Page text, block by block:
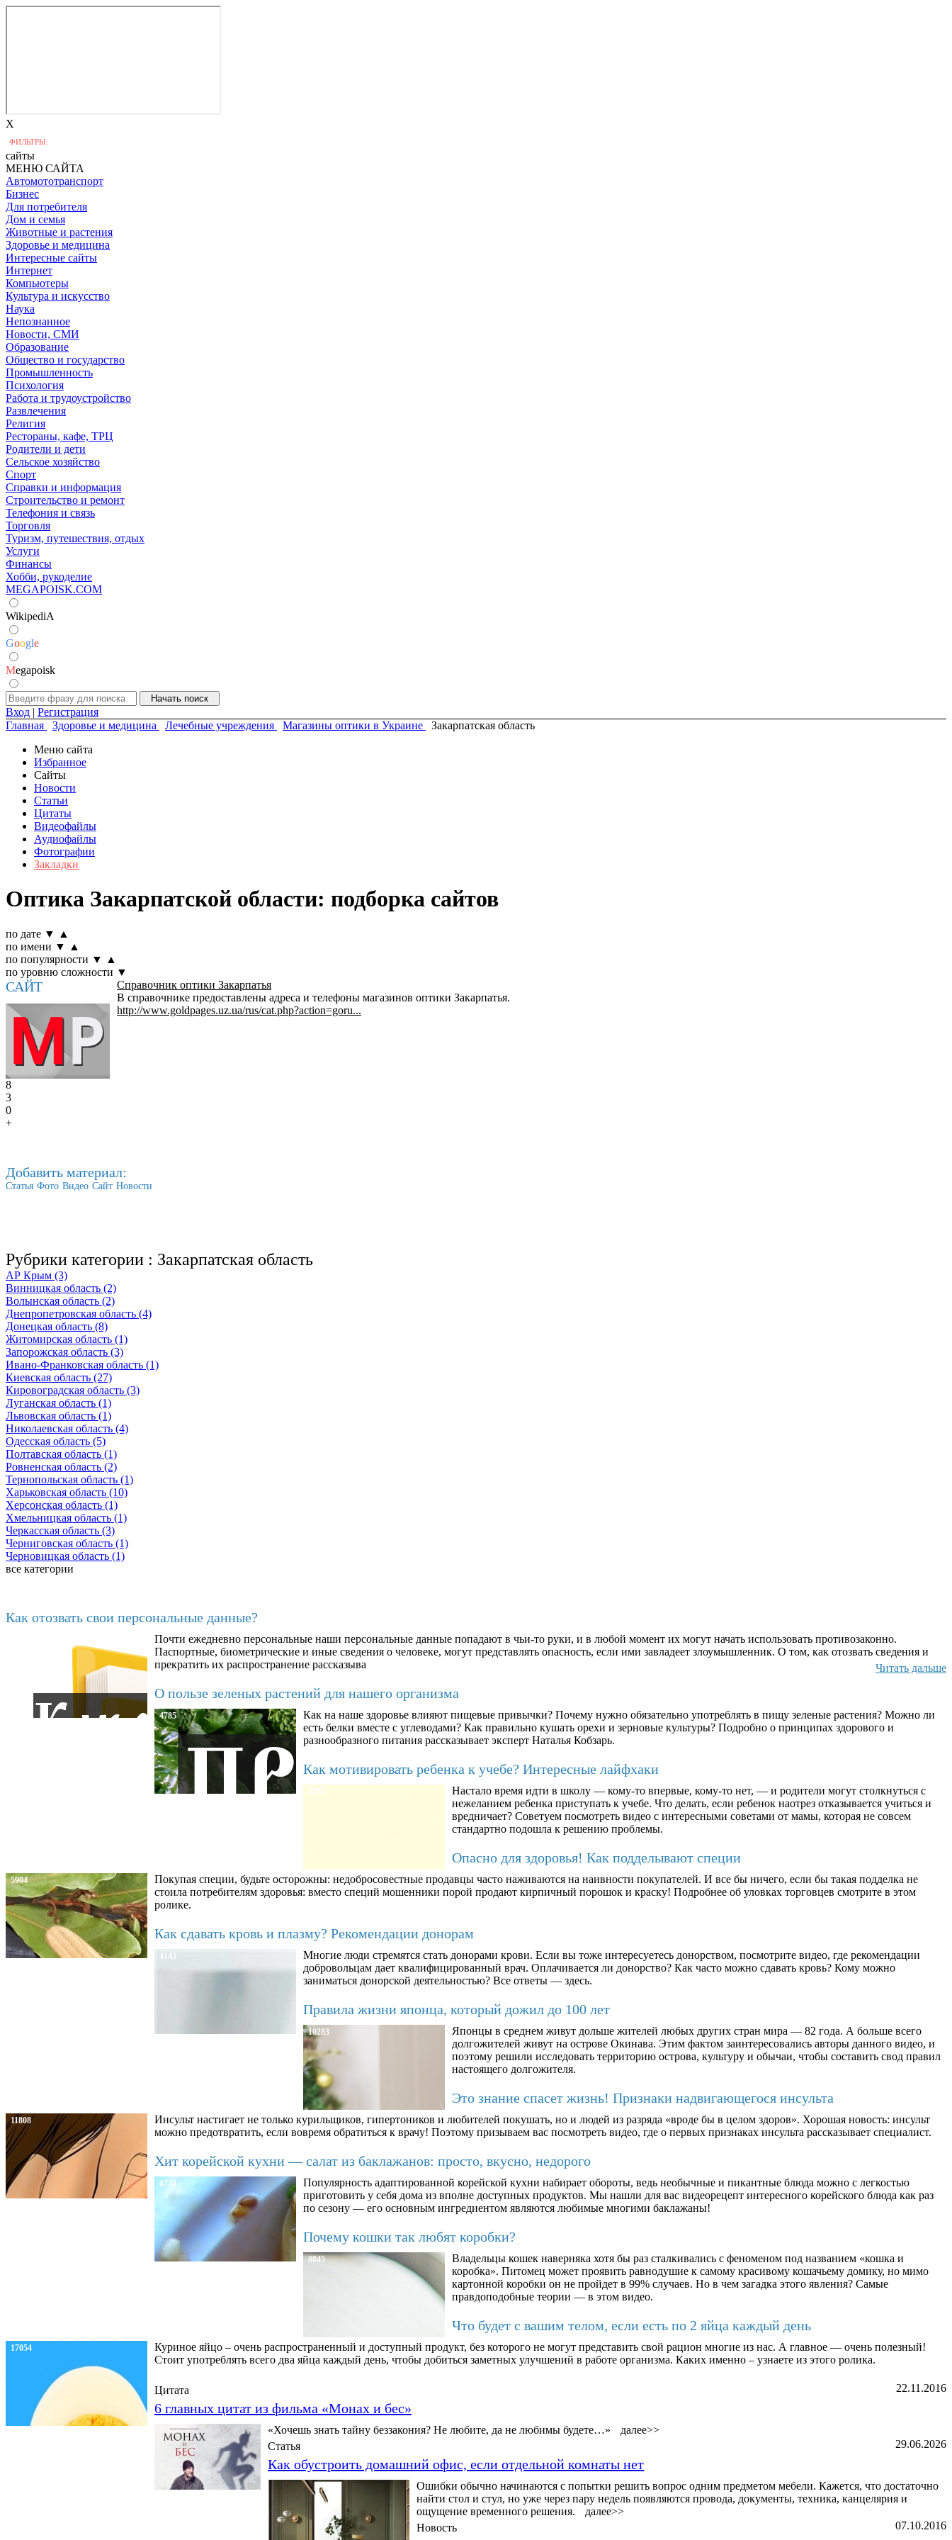
X
ФИЛЬТРЫ:
сайты
МЕНЮ САЙТА
Автомототранспорт
Бизнес
Для потребителя
Дом и семья
Животные и растения
Здоровье и медицина
Интересные сайты
Интернет
Компьютеры
Культура и искусство
Наука
Непознанное
Новости, СМИ
Образование
Общество и государство
Промышленность
Психология
Работа и трудоустройство
Развлечения
Религия
Рестораны, кафе, ТРЦ
Родители и дети
Сельское хозяйство
Спорт
Справки и информация
Строительство и ремонт
Телефония и связь
Торговля
Туризм, путешествия, отдых
Услуги
Финансы
Хобби, рукоделие
MEGAPOISK.COM
WikipediA
Google
Megapoisk
Вход | Регистрация
Главная
Здоровье и медицина Лечебные учреждения Магазины оптики в Украине
Закарпатская область
Меню сайта
Избранное
Сайты
Новости
Статьи
Цитаты
Видеофайлы
Аудиофайлы
Фотографии
Закладки
Оптика Закарпатской области: подборка сайтов
по дате ▼
▲
по имени ▼
▲
по популярности ▼
▲
по уровню сложности ▼
САЙТ
Справочник оптики Закарпатья
В справочнике предоставлены адреса и телефоны магазинов оптики Закарпатья.
http://www.goldpages.uz.ua/rus/cat.php?action=goru...
8
3
0
+
Добавить материал:
Статья Фото Видео Сайт Новости
Рубрики категории : Закарпатская область
АР Крым (3)
Винницкая область (2)
Волынская область (2)
Днепропетровская область (4)
Донецкая область (8)
Житомирская область (1)
Запорожская область (3)
Ивано-Франковская область (1)
Киевская область (27)
Кировоградская область (3)
Луганская область (1)
Львовская область (1)
Николаевская область (4)
Одесская область (5)
Полтавская область (1)
Ровненская область (2)
Тернопольская область (1)
Харьковская область (10)
Херсонская область (1)
Хмельницкая область (1)
Черкасская область (3)
Черниговская область (1)
Черновицкая область (1)
все категории
Как отозвать свои персональные данные?
Почти ежедневно персональные наши персональные данные попадают в чьи-то руки, и в любой момент их могут начать использовать противозаконно.
Паспортные, биометрические и иные сведения о человеке, могут представлять опасность, если ими завладеет злоумышленник. О том, как отозвать сведения и
прекратить их распространение рассказыва
Читать дальше
О пользе зеленых растений для нашего организма
4785
Как на наше здоровье влияют пищевые привычки? Почему нужно обязательно употреблять в пищу зеленые растения? Можно ли
есть белки вместе с углеводами? Как правильно кушать орехи и зерновые культуры? Подробно о принципах здорового и
разнообразного питания рассказывает эксперт Наталья Кобзарь.
Как мотивировать ребенка к учебе? Интересные лайфхаки
8780
Настало время идти в школу — кому-то впервые, кому-то нет, — и родители могут столкнуться с
нежеланием ребенка приступать к учебе. Что делать, если ребенок наотрез отказывается учиться и
вредничает? Советуем посмотреть видео с интересными советами от мамы, которая не совсем
стандартно подошла к решению проблемы.
Опасно для здоровья! Как подделывают специи
5904
Покупая специи, будьте осторожны: недобросовестные продавцы часто наживаются на наивности покупателей. И все бы ничего, если бы такая подделка не
стоила потребителям здоровья: вместо специй мошенники порой продают кирпичный порошок и краску! Подробнее об уловках торговцев смотрите в этом
ролике.
Как сдавать кровь и плазму? Рекомендации донорам
4143
Многие люди стремятся стать донорами крови. Если вы тоже интересуетесь донорством, посмотрите видео, где рекомендации
добровольцам дает квалифицированный врач. Оплачивается ли донорство? Как часто можно сдавать кровь? Кому можно
заниматься донорской деятельностью? Все ответы — здесь.
Правила жизни японца, который дожил до 100 лет
10283
Японцы в среднем живут дольше жителей любых других стран мира — 82 года. А больше всего
долгожителей живут на острове Окинава. Этим фактом заинтересовались авторы данного видео, и
поэтому решили исследовать территорию острова, культуру и обычаи, чтобы составить свод правил
настоящего долгожителя.
Это знание спасет жизнь! Признаки надвигающегося инсульта
11808
Инсульт настигает не только курильщиков, гипертоников и любителей покушать, но и людей из разряда «вроде бы в целом здоров». Хорошая новость: инсульт
можно предотвратить, если вовремя обратиться к врачу! Поэтому призываем вас посмотреть видео, где о первых признаках инсульта рассказывает специалист.
Хит корейской кухни — салат из баклажанов: просто, вкусно, недорого
6734
Популярность адаптированной корейской кухни набирает обороты, ведь необычные и пикантные блюда можно с легкостью
приготовить у себя дома из вполне доступных продуктов. Мы нашли для вас видеорецепт интересного корейского блюда как раз
по сезону — его основным ингредиентом являются любимые многими баклажаны!
Почему кошки так любят коробки?
8845
Владельцы кошек наверняка хотя бы раз сталкивались с феноменом под названием «кошка и
коробка». Питомец может проявить равнодушие к самому красивому кошачьему домику, но мимо
картонной коробки он не пройдет в 99% случаев. Но в чем загадка этого явления? Самые
правдоподобные теории — в этом видео.
Что будет с вашим телом, если есть по 2 яйца каждый день
17054
Куриное яйцо – очень распространенный и доступный продукт, без которого не могут представить свой рацион многие из нас. А главное — очень полезный!
Стоит употреблять всего два яйца каждый день, чтобы добиться заметных улучшений в работе организма. Каких именно – узнаете из этого ролика.
22.11.2016
Цитата
6 главных цитат из фильма «Монах и бес»
«Хочешь знать тайну беззакония? Не любите, да не любимы будете…»
далее>>
29.06.2026
Статья
Как обустроить домашний офис, если отдельной комнаты нет
Ошибки обычно начинаются с попытки решить вопрос одним предметом мебели. Кажется, что достаточно
найти стол и стул, но уже через пару недель появляются провода, документы, техника, канцелярия и
ощущение временного решения.
далее>>
07.10.2016
Новость